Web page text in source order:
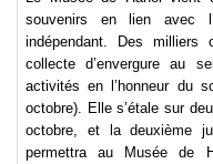
souvenirs en lien avec
indépendant. Des milliers
collecte d’envergure au
activités en l’honneur du
octobre). Elle s’étale sur
octobre, et la deuxième
permettra au Musée de